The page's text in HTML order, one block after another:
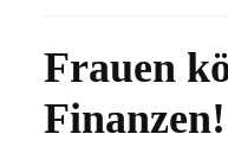
Frauen
Finanzen!